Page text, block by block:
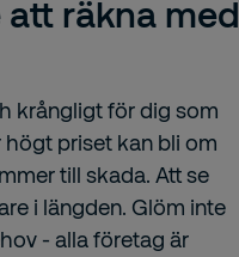
räkna med
krångligt för dig som
priset kan bli om
till skada. Att se
i längden. Glöm inte
- alla företag är